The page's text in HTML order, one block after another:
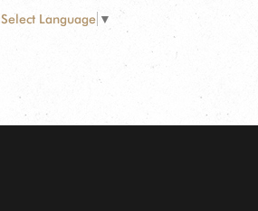
Select Language ▼